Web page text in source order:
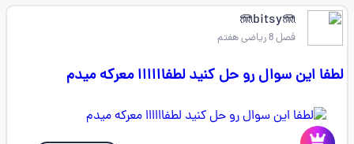
🪼bitsy🪼
فصل 8 ریاضی هفتم
لطفا این سوال رو حل کنید لطفاااااا معرکه میدم